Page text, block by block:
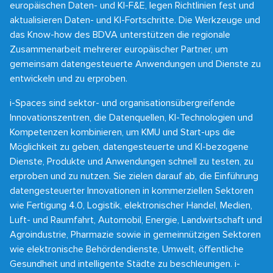
europäischen Daten- und KI-F&E, legen Richtlinien fest und
aktualisieren Daten- und KI-Fortschritte. Die Werkzeuge und
das Know-how des BDVA unterstützen die regionale
Zusammenarbeit mehrerer europäischer Partner, um
gemeinsam datengesteuerte Anwendungen und Dienste zu
entwickeln und zu erproben.
i-Spaces sind sektor- und organisationsübergreifende
Innovationszentren, die Datenquellen, KI-Technologien und
Kompetenzen kombinieren, um KMU und Start-ups die
Möglichkeit zu geben, datengesteuerte und KI-bezogene
Dienste, Produkte und Anwendungen schnell zu testen, zu
erproben und zu nutzen. Sie zielen darauf ab, die Einführung
datengesteuerter Innovationen in kommerziellen Sektoren
wie Fertigung 4.0, Logistik, elektronischer Handel, Medien,
Luft- und Raumfahrt, Automobil, Energie, Landwirtschaft und
Agroindustrie, Pharmazie sowie in gemeinnützigen Sektoren
wie elektronische Behördendienste, Umwelt, öffentliche
Gesundheit und intelligente Städte zu beschleunigen. i-